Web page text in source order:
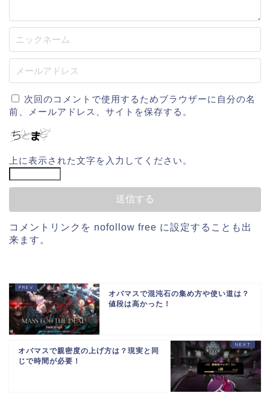
次回のコメントで使用するためブラウザーに自分の名
前、メールアドレス、サイトを保存する。
上に表示された文字を入力してください。
コメントリンクを nofollow free に設定することも出
来ます。
オバマスで混沌石の集め方や使い道は？
値段は高かった！
オバマスで親密度の上げ方は？現実と同
じで時間が必要！